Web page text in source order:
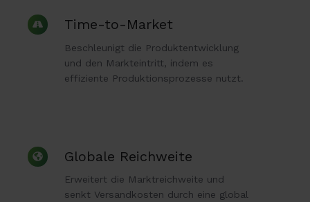
Time-to-Market
Beschleunigt die Produktentwicklung
und den Markteintritt, indem es
effiziente Produktionsprozesse nutzt.
Time-
to-
Globale Reichweite
Erweitert die Marktreichweite und
senkt Versandkosten durch eine global
Globale
Reichweite